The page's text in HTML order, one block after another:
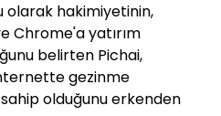
olarak hakimiyetinin,
Chrome'a yatırım
belirten Pichai,
gezinme
olduğunu erkenden